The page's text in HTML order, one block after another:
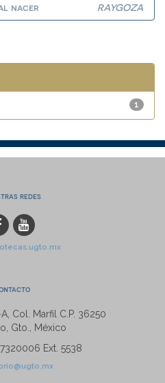
nacer
RAYGOZA
1
redes
Col. Marfil C.P. 36250
Gto., México
Ext. 5538